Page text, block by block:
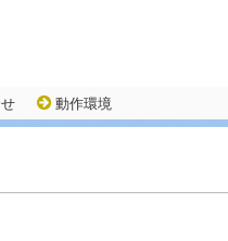
動作環境